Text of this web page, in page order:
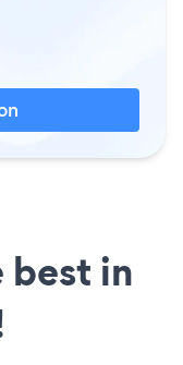
best in